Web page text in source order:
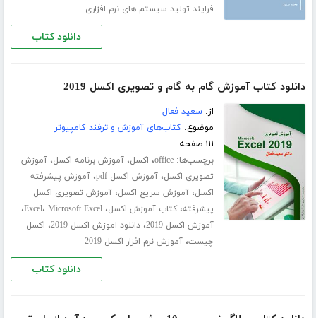
فرایند تولید سیستم های نرم افزاری
دانلود کتاب
دانلود کتاب آموزش گام به گام و تصویری اکسل 2019
از:سعید فعال
موضوع:کتاب‌های آموزش و ترفند کامپیوتر
۱۱۱ صفحه
برچسب‌ها:office، اکسل،آموزش برنامه اکسل،آموزش
تصویری اکسل،آموزش اکسل pdf ،آموزش پیشرفته
اکسل،آموزش سریع اکسل،آموزش تصویری اکسل
پیشرفته،کتاب آموزش اکسل، Excel، Microsoft Excel ،
آموزش اکسل 2019 ،دانلود اموزش اکسل 2019 ، اکسل
چیست،آموزش نرم افزار اکسل 2019
دانلود کتاب